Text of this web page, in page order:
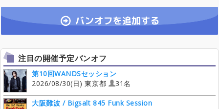
注目の開催予定バンオフ
第10回WANDSセッション
2026/08/30(日) 東京都
31名
大阪難波 / Bigsalt 845 Funk Session